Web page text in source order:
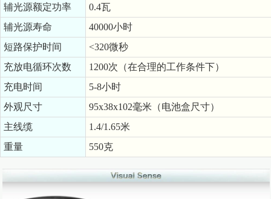
辅光源额定功率
0.4瓦
辅光源寿命
40000小时
短路保护时间
<320微秒
充放电循环次数
1200次（在合理的工作条件下）
充电时间
5-8小时
外观尺寸
95x38x102毫米（电池盒尺寸）
主线缆
1.4/1.65米
重量
550克